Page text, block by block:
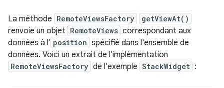
La méthode RemoteViewsFactory getViewAt()
renvoie un objet RemoteViews correspondant aux
données à l' position spécifié dans l'ensemble de
données. Voici un extrait de l'implémentation
RemoteViewsFactory de l'exemple StackWidget :